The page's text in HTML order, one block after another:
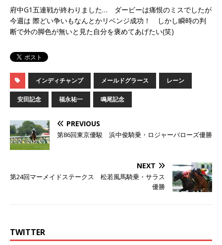
府中G1五連戦が終わりました… ダービーは痛恨のミスでしたが
今週は 際どい争いもなんとかリベンジ成功！ しかし瞬時の判
断で外の脚色が無いと見た自分を褒めてあげたい(笑)
インディチャンプ メールドグラース レーン
安田記念 福永祐一 鳴尾記念
PREVIOUS
第86回東京優駿 浜中俊騎乗・ロジャーバローズ優勝
NEXT
第24回マーメイドステークス 松若風馬騎乗・サラス
優勝
TWITTER